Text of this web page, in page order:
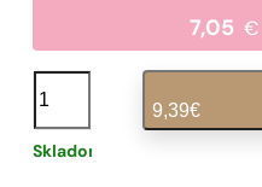
7,05 €
množstvo
N°
22
9,39€
Skladom